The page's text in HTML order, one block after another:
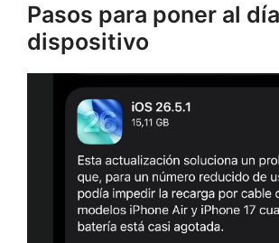
Pasos para poner al
dispositivo